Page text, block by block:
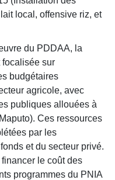
local, offensive riz, et
du PDDAA, la
focalisée sur
budgétaires
agricole, avec
publiques allouées à
Ces ressources
par les
et du secteur privé.
financer le coût des
programmes du PNIA